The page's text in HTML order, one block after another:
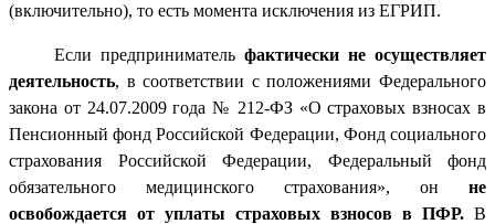
(включительно), то есть момента исключения из ЕГРИП.
Если предприниматель фактически не осуществляет
деятельность, в соответствии с положениями Федерального
закона от 24.07.2009 года № 212-ФЗ «О страховых взносах в
Пенсионный фонд Российской Федерации, Фонд социального
страхования Российской Федерации, Федеральный фонд
обязательного медицинского страхования», он не
освобождается от уплаты страховых взносов в ПФР. В